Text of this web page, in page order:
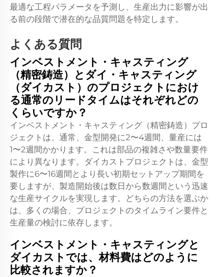
最適な工程パラメータを予測し、生産出力に影響が出
る前の段階で潜在的な品質問題を特定します。
よくある質問
インベストメント・キャスティング
（精密鋳造）とダイ・キャスティング
（ダイカスト）のプロジェクトにおけ
る通常のリードタイムはそれぞれどの
くらいですか？
インベストメント・キャスティング（精密鋳造）プロ
ジェクトは、通常、金型開発に2〜4週間、量産には
1〜2週間かかります。これは部品の複雑さや数量要件
により異なります。ダイカストプロジェクトは、金型
製作に6〜16週間とより長い初期セットアップ期間を
要しますが、製造開始後は数日から数週間という迅速
な生産サイクルを実現します。どちらの方法を選ぶか
は、多くの場合、プロジェクトのタイムライン要件と
生産量の検討に依存します。
インベストメント・キャスティングと
ダイカストでは、材料費はどのように
比較されますか？